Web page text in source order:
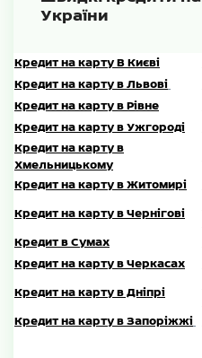
України
Кредит на карту В Києві
Кредит на карту в Львові
Кредит на карту в Рівне
Кредит на карту в Ужгороді
Кредит на карту в
Хмельницькому
Кредит на карту в Житомирі
Кредит на карту в Чернігові
Кредит в Сумах
Кредит на карту в Черкасах
Кредит на карту в Дніпрі
Кредит на карту в Запоріжжі